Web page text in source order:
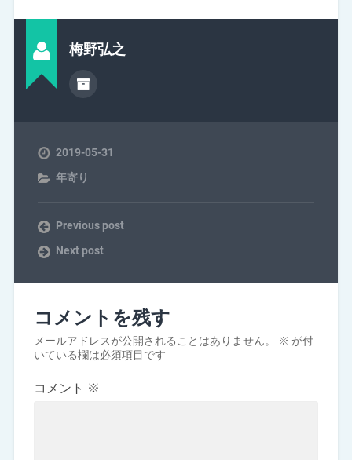
梅野弘之
2019-05-31
年寄り
Previous post
Next post
コメントを残す
メールアドレスが公開されることはありません。 ※ が付
いている欄は必須項目です
コメント ※